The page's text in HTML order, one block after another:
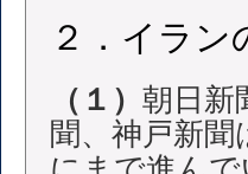
２．イラ
（１） 朝日新
聞、神戸新